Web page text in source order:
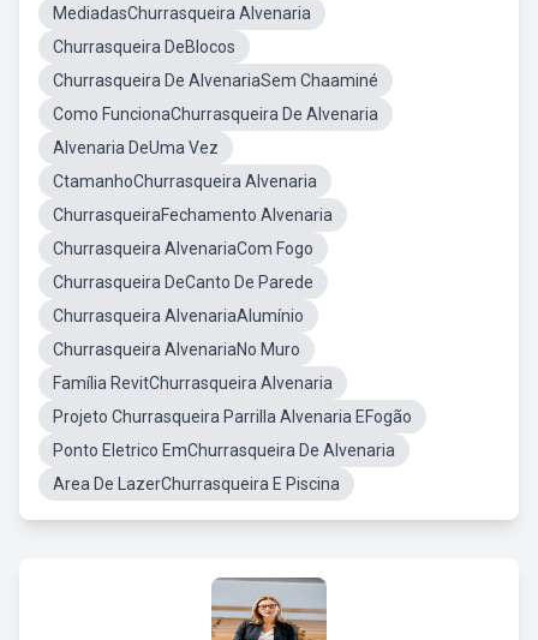
MediadasChurrasqueira Alvenaria
Churrasqueira DeBlocos
Churrasqueira De AlvenariaSem Chaaminé
Como FuncionaChurrasqueira De Alvenaria
Alvenaria DeUma Vez
CtamanhoChurrasqueira Alvenaria
ChurrasqueiraFechamento Alvenaria
Churrasqueira AlvenariaCom Fogo
Churrasqueira DeCanto De Parede
Churrasqueira AlvenariaAlumínio
Churrasqueira AlvenariaNo Muro
Família RevitChurrasqueira Alvenaria
Projeto Churrasqueira Parrilla Alvenaria EFogão
Ponto Eletrico EmChurrasqueira De Alvenaria
Area De LazerChurrasqueira E Piscina